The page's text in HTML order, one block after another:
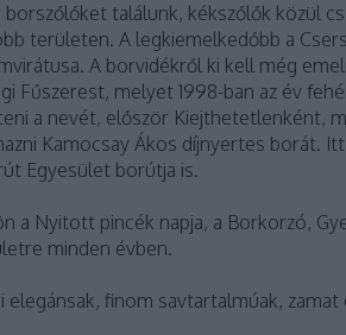
találunk, kékszőlők közül
területen. A legkiemelkedőbb a
A borvidékről ki kell még
Fűszerest, melyet 1998-ban az év
a nevét, először Kiejthetetlenként,
Kamocsay Ákos díjnyertes borát.
Egyesület borútja is.
a Nyitott pincék napja, a Borkorzó,
minden évben.
elegánsak, finom savtartalmúak,